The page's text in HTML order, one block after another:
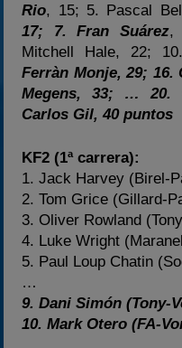
Rio, 15; 5. Pascal
17; 7. Fran Suárez,
Mitchell Hale, 22;
Ferràn Monje, 29; 16.
Megens, 33; … 20.
Carlos Gil, 40 puntos
KF2 (1ª carrera):
1. Jack Harvey (Birel-
2. Tom Grice (Gillard-
3. Oliver Rowland
4. Luke Wright
5. Paul Loup Chatin
…
9. Dani Simón (Tony-
10. Mark Otero (FA-